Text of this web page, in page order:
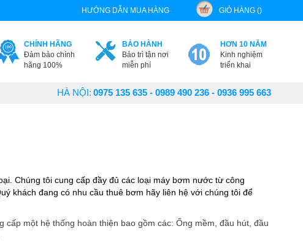
HƯỚNG DẪN MUA HÀNG GIỎ HÀNG ()
CHÍNH HÃNG
Đảm bảo chính
hãng 100%
BẢO HÀNH
Bảo trì tận nơi
miễn phí
HƠN 10 NĂM
Kinh nghiệm
triển khai
HÀ NỘI: 0975 135 635 - 0989 490 236 - 0936 995 663
Chúng tôi cung cấp đầy đủ các loại máy bơm nước từ công
khách đang có nhu cầu thuê bơm hãy liên hệ với chúng tôi để
một hệ thống hoàn thiện bao gồm các: Ống mềm, đầu hút, đầu